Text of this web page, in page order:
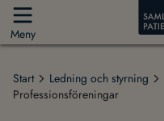
Meny
Start Ledning och styrning
Professionsföreningar